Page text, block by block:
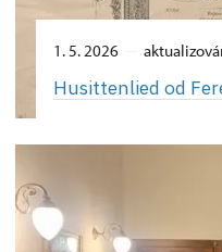
1. 5. 2026
Husittenlied od